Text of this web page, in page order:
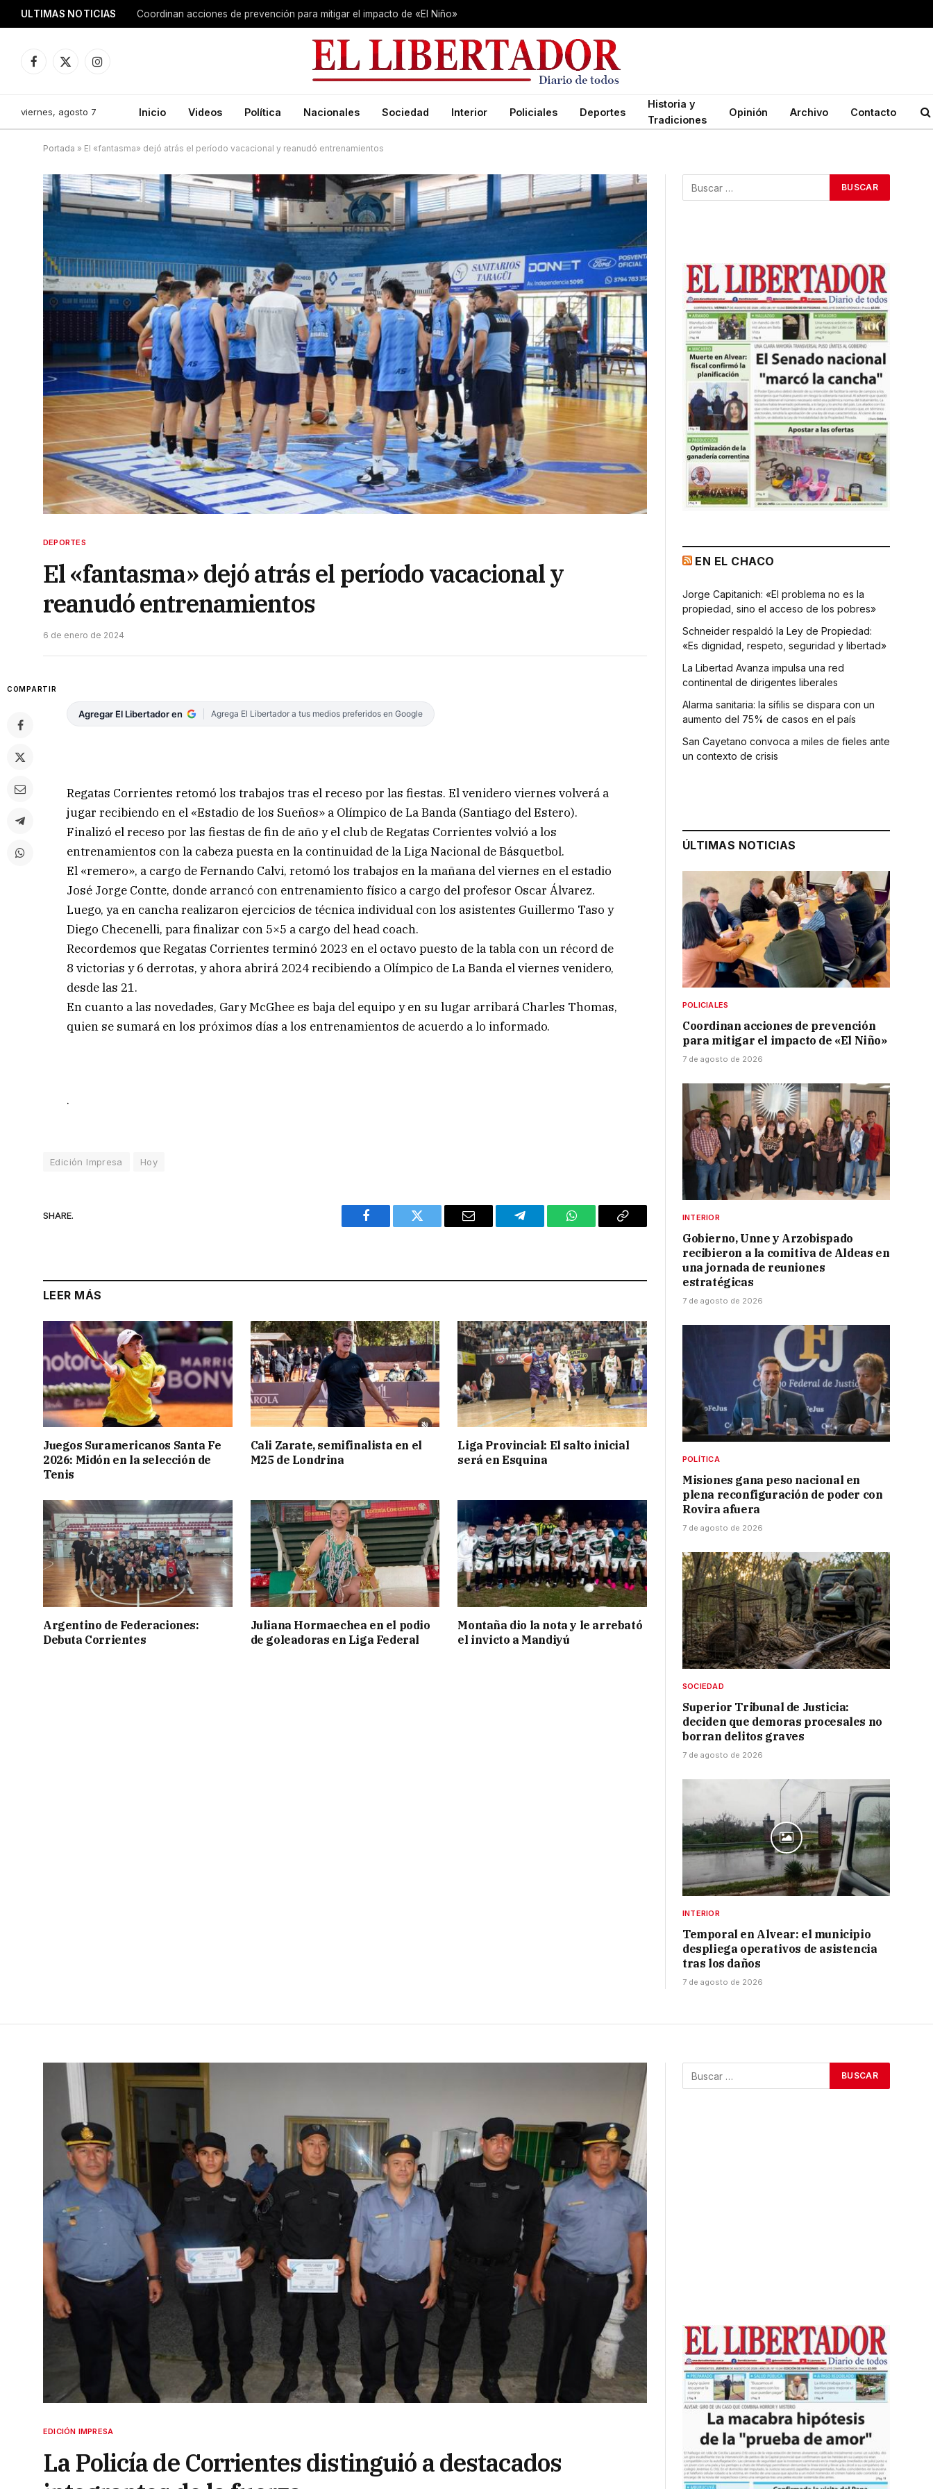
ULTIMAS NOTICIAS Coordinan acciones de prevención para mitigar el impacto de «El Niño»
Facebook
X
Instagram
viernes, agosto 7 Inicio Videos Política Nacionales Sociedad Interior Policiales Deportes
Historia y
Tradiciones
Opinión Archivo Contacto
Portada » El «fantasma» dejó atrás el período vacacional y reanudó entrenamientos
DEPORTES
El «fantasma» dejó atrás el período vacacional y
reanudó entrenamientos
6 de enero de 2024
COMPARTIR
Agregar El Libertador en Agrega El Libertador a tus medios preferidos en Google
Regatas Corrientes retomó los trabajos tras el receso por las fiestas. El venidero viernes volverá a
jugar recibiendo en el «Estadio de los Sueños» a Olímpico de La Banda (Santiago del Estero).
Finalizó el receso por las fiestas de fin de año y el club de Regatas Corrientes volvió a los
entrenamientos con la cabeza puesta en la continuidad de la Liga Nacional de Básquetbol.
El «remero», a cargo de Fernando Calvi, retomó los trabajos en la mañana del viernes en el estadio
José Jorge Contte, donde arrancó con entrenamiento físico a cargo del profesor Oscar Álvarez.
Luego, ya en cancha realizaron ejercicios de técnica individual con los asistentes Guillermo Taso y
Diego Checenelli, para finalizar con 5×5 a cargo del head coach.
Recordemos que Regatas Corrientes terminó 2023 en el octavo puesto de la tabla con un récord de
8 victorias y 6 derrotas, y ahora abrirá 2024 recibiendo a Olímpico de La Banda el viernes venidero,
desde las 21.
En cuanto a las novedades, Gary McGhee es baja del equipo y en su lugar arribará Charles Thomas,
quien se sumará en los próximos días a los entrenamientos de acuerdo a lo informado.
.
Edición Impresa Hoy
SHARE.
Facebook Twitter Email Telegram WhatsAppCopy
LEER MÁS
Juegos Suramericanos Santa Fe
2026: Midón en la selección de
Tenis
Cali Zarate, semifinalista en el
M25 de Londrina
Liga Provincial: El salto inicial
será en Esquina
Argentino de Federaciones:
Debuta Corrientes
Juliana Hormaechea en el podio
de goleadoras en Liga Federal
Montaña dio la nota y le arrebató
el invicto a Mandiyú
EN EL CHACO
Jorge Capitanich: «El problema no es la
propiedad, sino el acceso de los pobres»
Schneider respaldó la Ley de Propiedad:
«Es dignidad, respeto, seguridad y libertad»
La Libertad Avanza impulsa una red
continental de dirigentes liberales
Alarma sanitaria: la sífilis se dispara con un
aumento del 75% de casos en el país
San Cayetano convoca a miles de fieles ante
un contexto de crisis
ÚLTIMAS NOTICIAS
POLICIALES
Coordinan acciones de prevención
para mitigar el impacto de «El Niño»
7 de agosto de 2026
INTERIOR
Gobierno, Unne y Arzobispado
recibieron a la comitiva de Aldeas en
una jornada de reuniones
estratégicas
7 de agosto de 2026
POLÍTICA
Misiones gana peso nacional en
plena reconfiguración de poder con
Rovira afuera
7 de agosto de 2026
SOCIEDAD
Superior Tribunal de Justicia:
deciden que demoras procesales no
borran delitos graves
7 de agosto de 2026
INTERIOR
Temporal en Alvear: el municipio
despliega operativos de asistencia
tras los daños
7 de agosto de 2026
EDICIÓN IMPRESA
La Policía de Corrientes distinguió a destacados